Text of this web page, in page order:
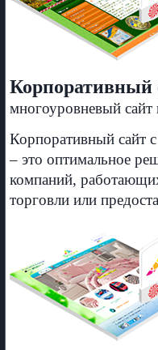
Корпоративный
многоуровневый
Корпоративный сайт
– это оптимальное
компаний,
торговли или